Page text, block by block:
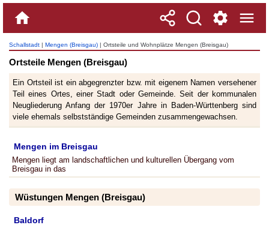
Schallstadt | Mengen (Breisgau) | Ortsteile und Wohnplätze Mengen (Breisgau)
Ortsteile Mengen (Breisgau)
Ein Ortsteil ist ein abgegrenzter bzw. mit eigenem Namen versehener
Teil eines Ortes, einer Stadt oder Gemeinde. Seit der kommunalen
Neugliederung Anfang der 1970er Jahre in Baden-Württenberg sind
viele ehemals selbstständige Gemeinden zusammengewachsen.
Mengen im Breisgau
Mengen liegt am landschaftlichen und kulturellen Übergang vom
Breisgau in das
Wüstungen Mengen (Breisgau)
Baldorf